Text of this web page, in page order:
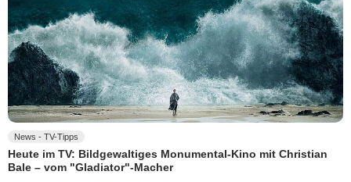
News - TV-Tipps
Heute im TV: Bildgewaltiges Monumental-Kino mit Christian
Bale – vom "Gladiator"-Macher